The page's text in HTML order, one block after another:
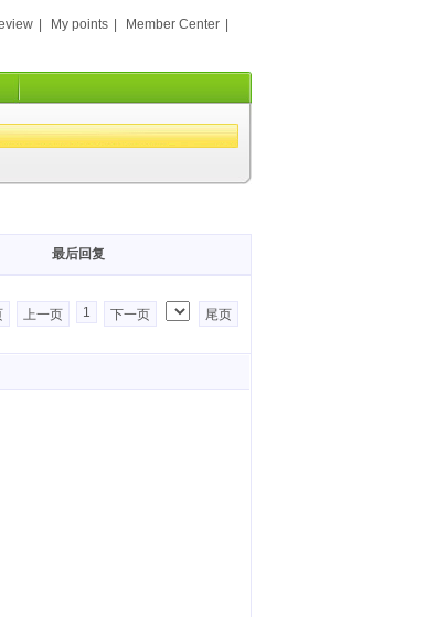
My points Member Center
最后回复
上一页 1 下一页 尾页